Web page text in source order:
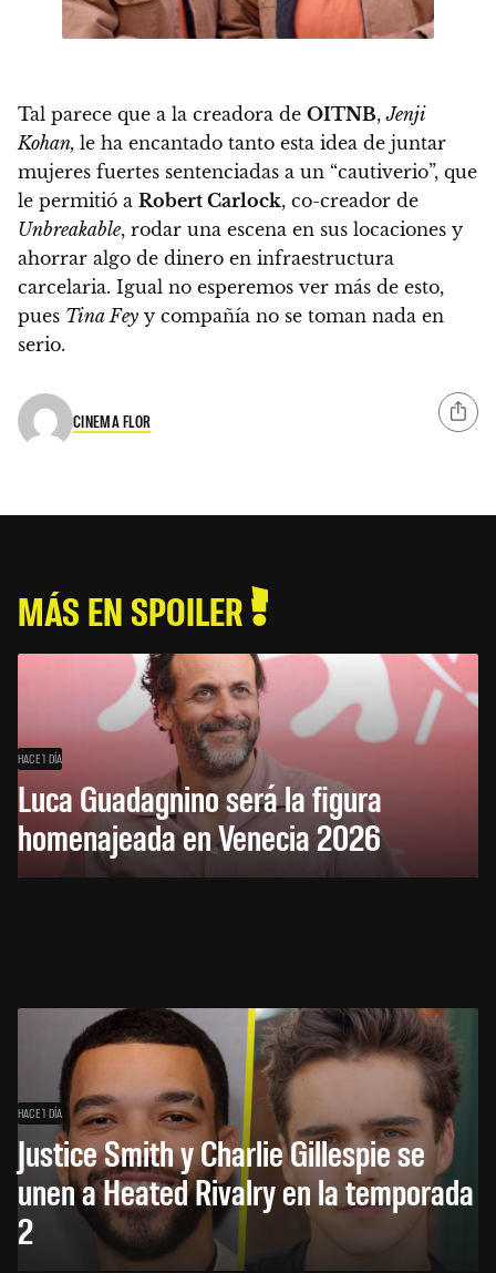
Tal parece que a la creadora de OITNB,Jenji
Kohan, le ha encantado tanto esta idea de juntar
mujeres fuertes sentenciadas a un “cautiverio”, que
le permitió a Robert Carlock, co-creador de
Unbreakable, rodar una escena en sus locaciones y
ahorrar algo de dinero en infraestructura
carcelaria. Igual no esperemos ver más de esto,
pues Tina Fey y compañía no se toman nada en
serio.
CINEMA FLOR
MÁS EN SPOILER
HACE 1 DÍA
Luca Guadagnino será la figura
homenajeada en Venecia 2026
HACE 1 DÍA
Justice Smith y Charlie Gillespie se
unen a Heated Rivalry en la temporada
2